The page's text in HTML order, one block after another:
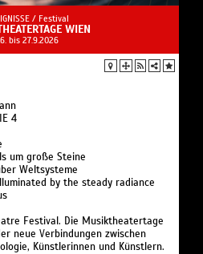
/ Festival
WIEN
bis 27.9.2026
4
um große Steine
Weltsysteme
illuminated by the steady radiance
Festival. Die Musiktheatertage
neue Verbindungen zwischen
Künstlerinnen und Künstlern.